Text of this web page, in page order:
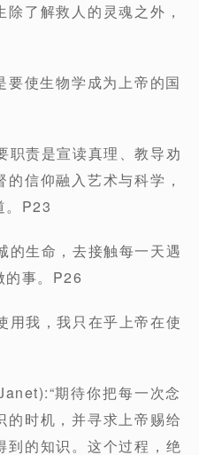
了解救人的灵魂之外，
要使生物学成为上帝的国
职责是宣读真理、教导劝
信仰融入艺术与科学，
。P23
的生命，去接触每一天遇
的事。P26
用我，我只在乎上帝在使
期待你把每一次念
的时机，并寻求上帝赐给
到的知识。这个过程，绝